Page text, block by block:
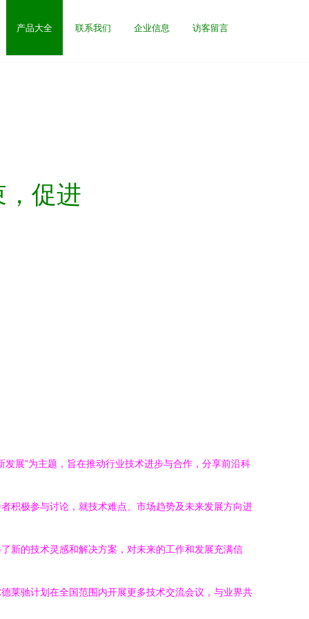
产品大全 联系我们 企业信息 访客留言
促进
展”为主题，旨在推动行业技术进步与合作，分享前沿科
积极参与讨论，就技术难点、市场趋势及未来发展方向进
新的技术灵感和解决方案，对未来的工作和发展充满信
莱驰计划在全国范围内开展更多技术交流会议，与业界共